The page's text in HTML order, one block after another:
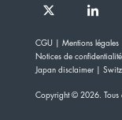
Ardian
on
Ardian
on
Copyright © 2026. Tous
CGU Mentions légales
Notices de confidentialité
Japan disclaimer